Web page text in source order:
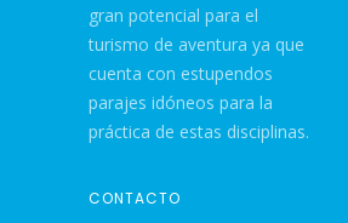
gran potencial para el
turismo de aventura ya que
cuenta con estupendos
parajes idóneos para la
práctica de estas disciplinas.
CONTACTO